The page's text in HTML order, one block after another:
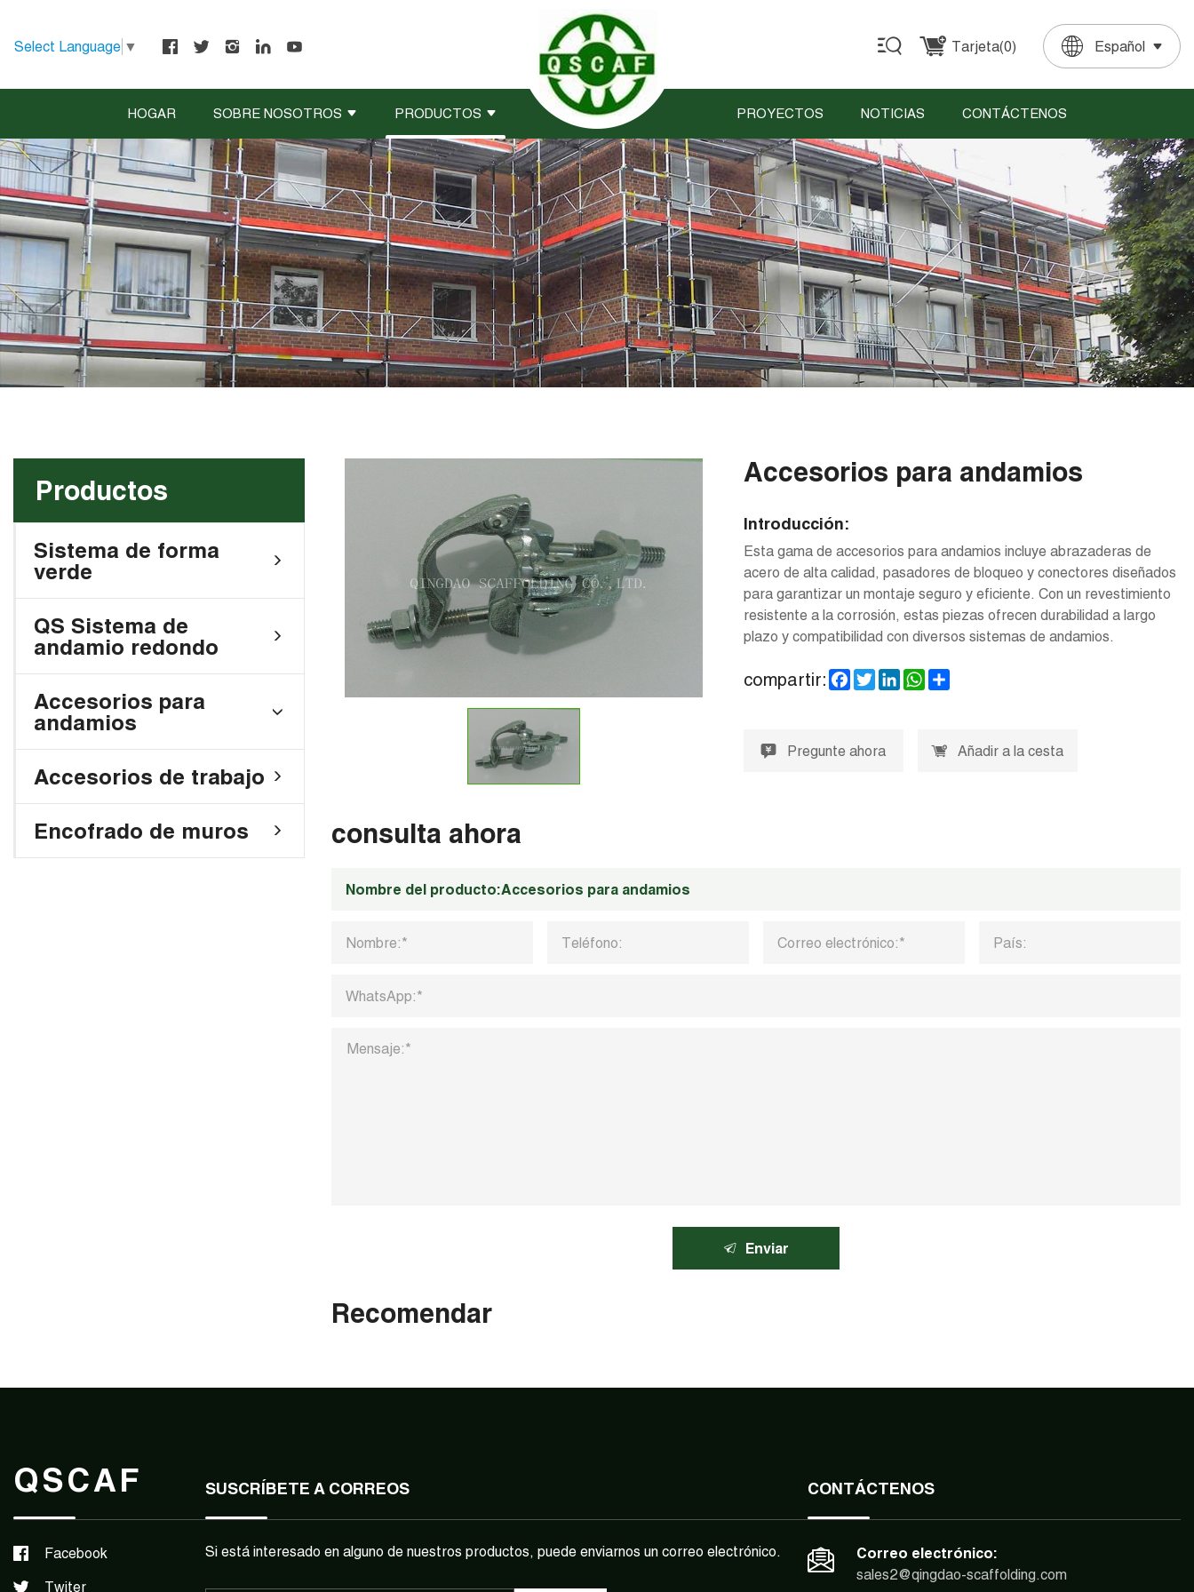
Select Language ▼ Tarjeta(0) Español
English
Français
Deutsch
Español
Português
HOGAR SOBRE NOSOTROS PRODUCTOS PROYECTOS NOTICIAS CONTÁCTENOS
Productos
Sistema de forma
verde
QS Sistema de
andamio redondo
Accesorios para
andamios
Accesorios de trabajo
Encofrado de muros
Accesorios para andamios
Introducción:
Esta gama de accesorios para andamios incluye abrazaderas de
acero de alta calidad, pasadores de bloqueo y conectores diseñados
para garantizar un montaje seguro y eficiente. Con un revestimiento
resistente a la corrosión, estas piezas ofrecen durabilidad a largo
plazo y compatibilidad con diversos sistemas de andamios.
compartir: Facebook
TwitterLinkedInWhatsApp
Share
Pregunte ahora Añadir a la cesta
consulta ahora
Enviar
Recomendar
QSCAF
Facebook
Twiter
SUSCRÍBETE A CORREOS
Si está interesado en alguno de nuestros productos, puede enviarnos un correo electrónico.
CONTÁCTENOS
Correo electrónico:
sales2@qingdao-scaffolding.com